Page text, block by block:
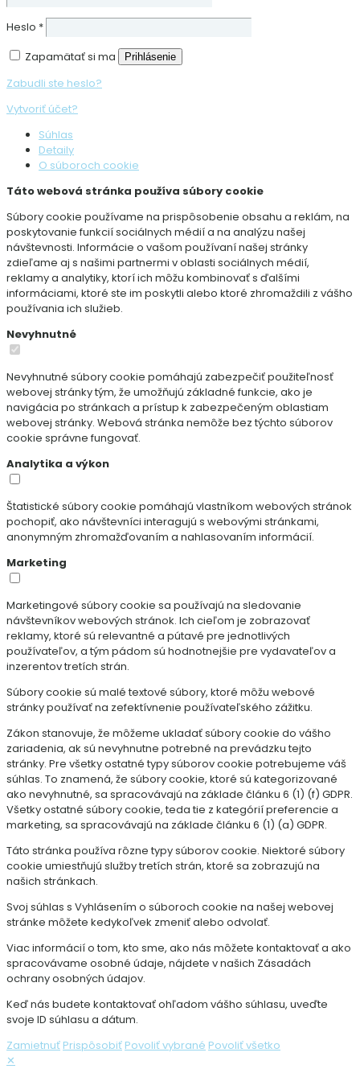
Heslo *
Zapamätať si ma
Prihlásenie
Zabudli ste heslo?
Vytvoriť účet?
Súhlas
Detaily
O súboroch cookie
Táto webová stránka používa súbory cookie
Súbory cookie používame na prispôsobenie obsahu a reklám, na
poskytovanie funkcií sociálnych médií a na analýzu našej
návštevnosti. Informácie o vašom používaní našej stránky
zdieľame aj s našimi partnermi v oblasti sociálnych médií,
reklamy a analytiky, ktorí ich môžu kombinovať s ďalšími
informáciami, ktoré ste im poskytli alebo ktoré zhromaždili z vášho
používania ich služieb.
Nevyhnutné
Nevyhnutné súbory cookie pomáhajú zabezpečiť použiteľnosť
webovej stránky tým, že umožňujú základné funkcie, ako je
navigácia po stránkach a prístup k zabezpečeným oblastiam
webovej stránky. Webová stránka nemôže bez týchto súborov
cookie správne fungovať.
Analytika a výkon
Štatistické súbory cookie pomáhajú vlastníkom webových stránok
pochopiť, ako návštevníci interagujú s webovými stránkami,
anonymným zhromažďovaním a nahlasovaním informácií.
Marketing
Marketingové súbory cookie sa používajú na sledovanie
návštevníkov webových stránok. Ich cieľom je zobrazovať
reklamy, ktoré sú relevantné a pútavé pre jednotlivých
používateľov, a tým pádom sú hodnotnejšie pre vydavateľov a
inzerentov tretích strán.
Súbory cookie sú malé textové súbory, ktoré môžu webové
stránky používať na zefektívnenie používateľského zážitku.
Zákon stanovuje, že môžeme ukladať súbory cookie do vášho
zariadenia, ak sú nevyhnutne potrebné na prevádzku tejto
stránky. Pre všetky ostatné typy súborov cookie potrebujeme váš
súhlas. To znamená, že súbory cookie, ktoré sú kategorizované
ako nevyhnutné, sa spracovávajú na základe článku 6 (1) (f) GDPR.
Všetky ostatné súbory cookie, teda tie z kategórií preferencie a
marketing, sa spracovávajú na základe článku 6 (1) (a) GDPR.
Táto stránka používa rôzne typy súborov cookie. Niektoré súbory
cookie umiestňujú služby tretích strán, ktoré sa zobrazujú na
našich stránkach.
Svoj súhlas s Vyhlásením o súboroch cookie na našej webovej
stránke môžete kedykoľvek zmeniť alebo odvolať.
Viac informácií o tom, kto sme, ako nás môžete kontaktovať a ako
spracovávame osobné údaje, nájdete v našich Zásadách
ochrany osobných údajov.
Keď nás budete kontaktovať ohľadom vášho súhlasu, uveďte
svoje ID súhlasu a dátum.
Zamietnuť Prispôsobiť Povoliť vybrané Povoliť všetko
✕